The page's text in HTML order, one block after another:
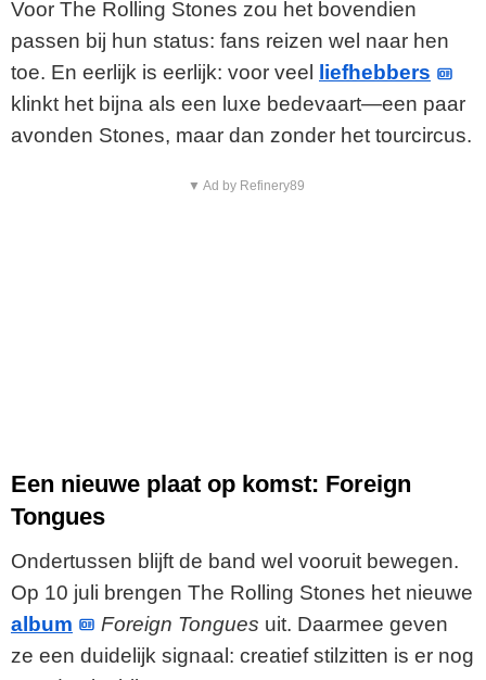
Voor The Rolling Stones zou het bovendien
passen bij hun status: fans reizen wel naar hen
toe. En eerlijk is eerlijk: voor veel
liefhebbers
klinkt het bijna als een luxe bedevaart—een paar
avonden Stones, maar dan zonder het tourcircus.
▼ Ad by Refinery89
Een nieuwe plaat op komst: Foreign
Tongues
Ondertussen blijft de band wel vooruit bewegen.
Op 10 juli brengen The Rolling Stones het nieuwe
album
Foreign Tongues uit. Daarmee geven
ze een duidelijk signaal: creatief stilzitten is er nog